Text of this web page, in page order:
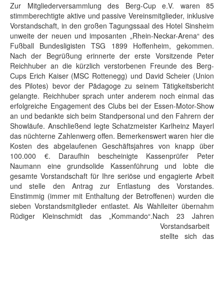
Zur Mitgliederversammlung des Berg-Cup e.V. waren 85
stimmberechtigte aktive und passive Vereinsmitglieder, inklusive
Vorstandschaft, in den großen Tagungssaal des Hotel Sinsheim
unweite der neuen und imposanten „Rhein-Neckar-Arena“ des
Fußball Bundesligisten TSG 1899 Hoffenheim, gekommen.
Nach der Begrüßung erinnerte der erste Vorsitzende Peter
Reichhuber an die kürzlich verstorbenen Freunde des Berg-
Cups Erich Kaiser (MSC Rottenegg) und David Scheier (Union
des Pilotes) bevor der Pädagoge zu seinem Tätigkeitsbericht
gelangte. Reichhuber sprach unter anderem noch einmal das
erfolgreiche Engagement des Clubs bei der Essen-Motor-Show
an und bedankte sich beim Standpersonal und den Fahrern der
Showläufe. Anschließend legte Schatzmeister Karlheinz Mayerl
das nüchterne Zahlenwerg offen. Bemerkenswert waren hier die
Kosten des abgelaufenen Geschäftsjahres von knapp über
100.000 €. Daraufhin bescheinigte Kassenprüfer Peter
Naumann eine grundsolide Kassenführung und lobte die
gesamte Vorstandschaft für Ihre seriöse und engagierte Arbeit
und stelle den Antrag zur Entlastung des Vorstandes.
Einstimmig (immer mit Enthaltung der Betroffenen) wurden die
sieben Vorstandsmitglieder entlastet. Als Wahlleiter übernahm
Rüdiger Kleinschmidt das „Kommando“.Nach 23 Jahren
Vorstandsarbeit
stellte sich das